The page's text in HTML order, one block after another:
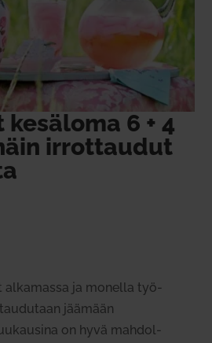
6 + 4
irrot­taudut
alka­massa ja monella työ­
jäämään
on hyvä mah­dol­